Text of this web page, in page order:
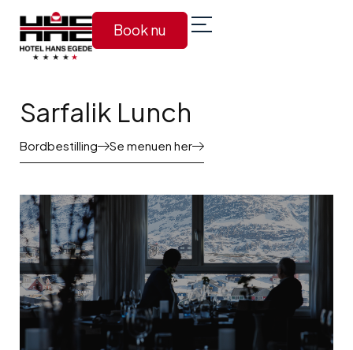
Book nu
Sarfalik Lunch
Bordbestilling Se menuen her